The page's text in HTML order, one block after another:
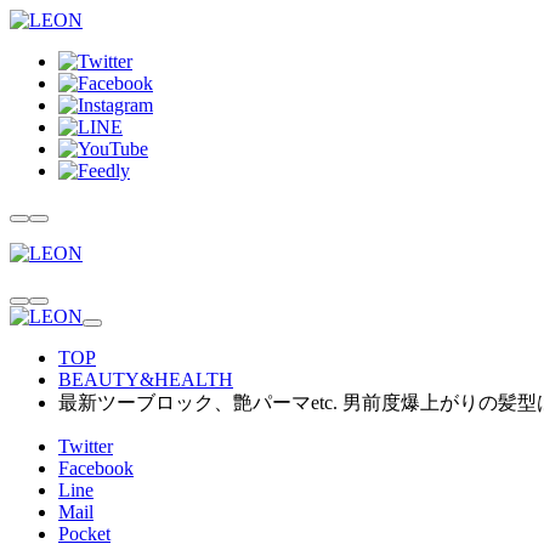
TOP
BEAUTY&HEALTH
最新ツーブロック、艶パーマetc. 男前度爆上がりの髪型
Twitter
Facebook
Line
Mail
Pocket